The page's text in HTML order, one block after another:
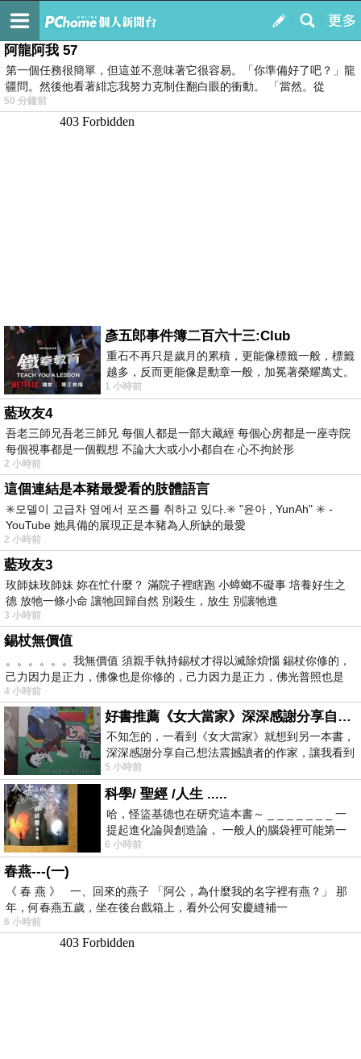
我的
最新文章
阿龍阿我 57
第一個任務很簡單，但這並不意味著它很容易。「你準備好了吧？」龍
疆問。然後他看著緋忘我努力克制住翻白眼的衝動。 「當然。從
50 分鐘前
彥五郎事件簿二百六十三:Club
重石不再只是歲月的累積，更能像標籤一般，標籤
越多，反而更能像是勳章一般，加冕著榮耀萬丈。
習慣一如縱容，成了再難輕輕放下的罪證
1 小時前
藍玫友4
吾老三師兄吾老三師兄 每個人都是一部大藏經 每個心房都是一座寺院
每個視事都是一個觀想 不論大大或小小都自在 心不拘於形
2 小時前
這個連結是本豬最愛看的肢體語言
✳️모델이 고급차 옆에서 포즈를 취하고 있다.✳️ "윤아 , YunAh" ✳️ -
YouTube 她具備的展現正是本豬為人所缺的最愛
2 小時前
藍玫友3
玫師妹玫師妹 妳在忙什麼？ 滿院子裡瞎跑 小蟑螂不礙事 培養好生之
德 放牠一條小命 讓牠回歸自然 別殺生，放生 別讓牠進
3 小時前
錫杖無價值
。。。。。。我無價值 須親手執持錫杖才得以滅除煩惱 錫杖你修的，
己力因力是正力，佛像也是你修的，己力因力是正力，佛光普照也是
4 小時前
好書推薦《女大當家》深深感謝分享自己想法震撼讀者的作家，讓我看到不同樣貌的家庭！
不知怎的，一看到《女大當家》就想到另一本書，
深深感謝分享自己想法震撼讀者的作家，讓我看到
不同樣貌的家庭！ 《女大
5 小時前
科學/ 聖經 /人生 .....
哈，怪盜基德也在研究這本書～ _ _ _ _ _ _ _ 一
提起進化論與創造論， 一般人的腦袋裡可能第一
時間就有「 進化論很科
6 小時前
春燕---(一)
《 春 燕 》 一、回來的燕子 「阿公，為什麼我的名字裡有燕？」 那
年，何春燕五歲，坐在後台戲箱上，看外公何安慶縫補一
6 小時前